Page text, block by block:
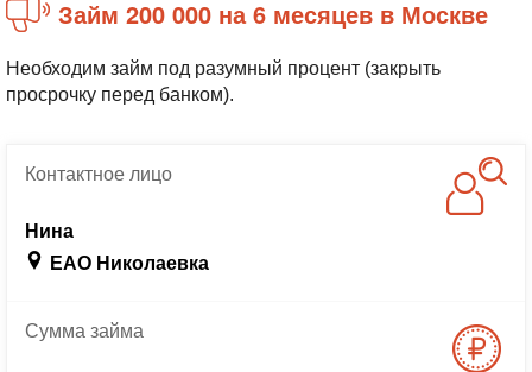
Займ 200 000 на 6 месяцев в Москве
Необходим займ под разумный процент (закрыть
просрочку перед банком).
Контактноелицо
Нина
ЕАО Николаевка
Суммазайма